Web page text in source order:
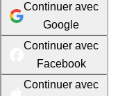
Continuer avec
Google
Continuer avec
Facebook
Continuer avec